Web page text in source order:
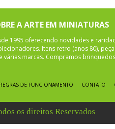
A ARTE EM MINIATURAS
1995 oferecendo novidades e
Itens retro (anos 80),
várias marcas. Compramos
REGRAS DE FUNCIONAMENTO CONTATO
os direitos Reservados